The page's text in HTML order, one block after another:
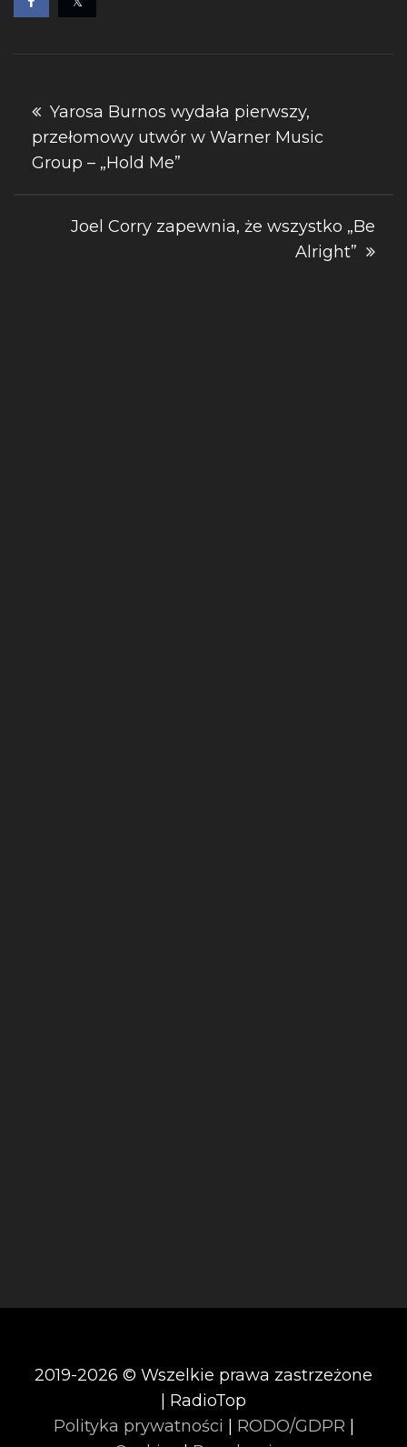
Nawigacja
wpisu
Yarosa Burnos wydała pierwszy,
przełomowy utwór w Warner Music
Group – „Hold Me”
Joel Corry zapewnia, że wszystko „Be
Alright”
2019-2026 © Wszelkie prawa zastrzeżone
| RadioTop
Polityka prywatności
RODO/GDPR